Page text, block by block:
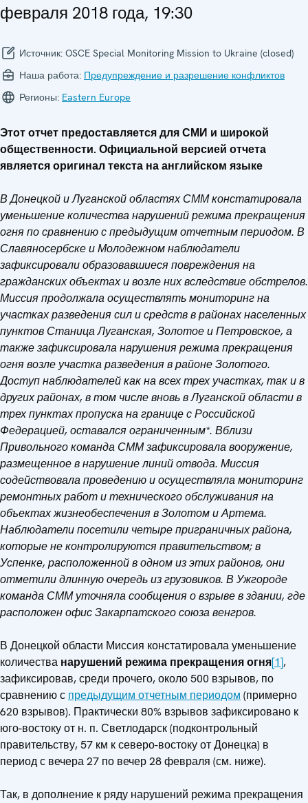
февраля 2018 года, 19:30
Источник: OSCE Special Monitoring Mission to Ukraine (closed)
Наша работа: Предупреждение и разрешение конфликтов
Регионы: Eastern Europe
Этот отчет предоставляется для СМИ и широкой
общественности. Официальной версией отчета
является оригинал текста на английском языке
В Донецкой и Луганской областях СММ констатировала
уменьшение количества нарушений режима прекращения
огня по сравнению с предыдущим отчетным периодом. В
Славяносербске и Молодежном наблюдатели
зафиксировали образовавшиеся повреждения на
гражданских объектах и возле них вследствие обстрелов.
Миссия продолжала осуществлять мониторинг на
участках разведения сил и средств в районах населенных
пунктов Станица Луганская, Золотое и Петровское, а
также зафиксировала нарушения режима прекращения
огня возле участка разведения в районе Золотого.
Доступ наблюдателей как на всех трех участках, так и в
других районах, в том числе вновь в Луганской области в
трех пунктах пропуска на границе с Российской
Федерацией, оставался ограниченным*. Вблизи
Привольного команда СММ зафиксировала вооружение,
размещенное в нарушение линий отвода. Миссия
содействовала проведению и осуществляла мониторинг
ремонтных работ и технического обслуживания на
объектах жизнеобеспечения в Золотом и Артема.
Наблюдатели посетили четыре приграничных района,
которые не контролируются правительством; в
Успенке, расположенной в одном из этих районов, они
отметили длинную очередь из грузовиков. В Ужгороде
команда СММ уточняла сообщения о взрыве в здании, где
расположен офис Закарпатского союза венгров.
В Донецкой области Миссия констатировала уменьшение
количества нарушений режима прекращения огня[1],
зафиксировав, среди прочего, около 500 взрывов, по
сравнению с предыдущим отчетным периодом (примерно
620 взрывов). Практически 80% взрывов зафиксировано к
юго-востоку от н. п. Светлодарск (подконтрольный
правительству, 57 км к северо-востоку от Донецка) в
период с вечера 27 по вечер 28 февраля (см. ниже).
Так, в дополнение к ряду нарушений режима прекращения